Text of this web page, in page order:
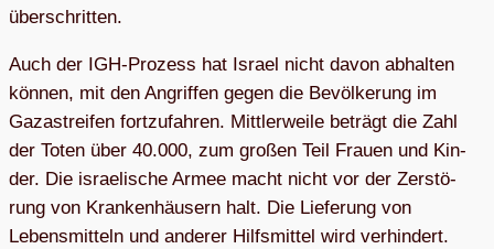
überschritten.
Auch der IGH-Pro­zess hat Israel nicht davon abhal­ten
kön­nen, mit den Angrif­fen gegen die Bevöl­ke­rung im
Gaza­strei­fen fort­zu­fah­ren. Mitt­ler­weile beträgt die Zahl
der Toten über 40.000, zum gro­ßen Teil Frauen und Kin­
der. Die israe­li­sche Armee macht nicht vor der Zer­stö­
rung von Kran­ken­häu­sern halt. Die Lie­fe­rung von
Lebens­mit­teln und ande­rer Hilfs­mit­tel wird ver­hin­dert.